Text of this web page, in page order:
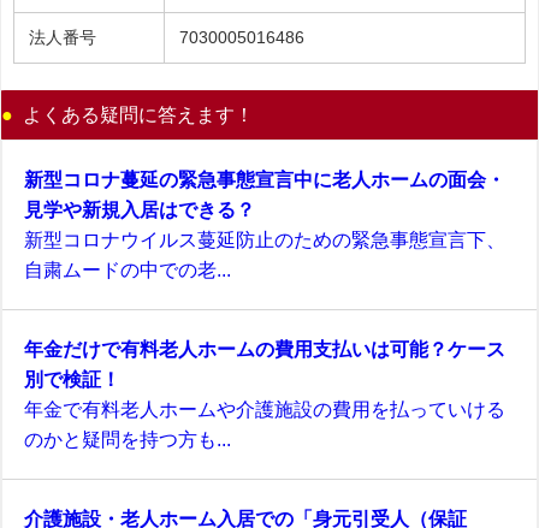
法人番号 7030005016486
よくある疑問に答えます！
新型コロナ蔓延の緊急事態宣言中に老人ホームの面会・
見学や新規入居はできる？
新型コロナウイルス蔓延防止のための緊急事態宣言下、
自粛ムードの中での老...
年金だけで有料老人ホームの費用支払いは可能？ケース
別で検証！
年金で有料老人ホームや介護施設の費用を払っていける
のかと疑問を持つ方も...
介護施設・老人ホーム入居での「身元引受人（保証